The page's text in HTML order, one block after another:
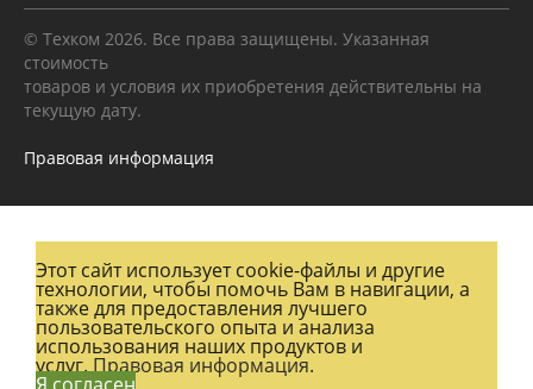
© Техком 2026. Все права защищены. Указанная
стоимость
товаров и условия их приобретения действительны на
текущую дату.
Правовая информация
Этот сайт использует cookie-файлы и другие
технологии, чтобы помочь Вам в навигации, а
также для предоставления лучшего
пользовательского опыта и анализа
использования наших продуктов и
услуг.Правовая информация.